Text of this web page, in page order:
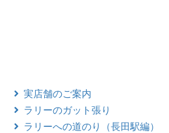
実店舗のご案内
ラリーのガット張り
ラリーへの道のり（長田駅編）